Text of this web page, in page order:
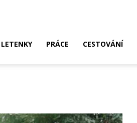
LETENKY PRÁCE CESTOVÁNÍ